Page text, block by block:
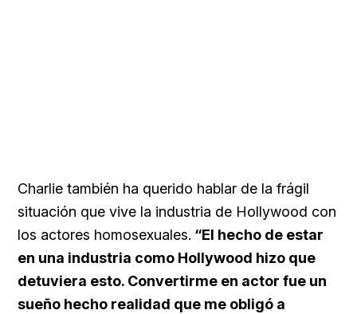
Charlie también ha querido hablar de la frágil
situación que vive la industria de Hollywood con
los actores homosexuales. “El hecho de estar
en una industria como Hollywood hizo que
detuviera esto. Convertirme en actor fue un
sueño hecho realidad que me obligó a